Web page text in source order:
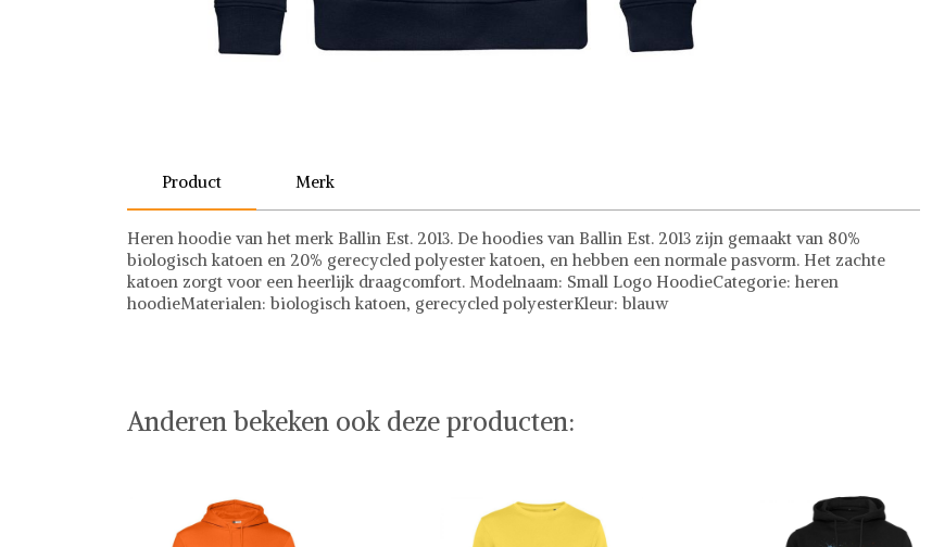
Product Merk
Heren hoodie van het merk Ballin Est. 2013. De hoodies van Ballin Est. 2013 zijn gemaakt van 80%
biologisch katoen en 20% gerecycled polyester katoen, en hebben een normale pasvorm. Het zachte
katoen zorgt voor een heerlijk draagcomfort. Modelnaam: Small Logo HoodieCategorie: heren
hoodieMaterialen: biologisch katoen, gerecycled polyesterKleur: blauw
Anderen bekeken ook deze producten: